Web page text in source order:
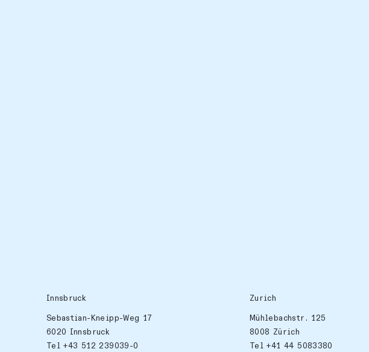
Innsbruck
Sebastian-Kneipp-Weg 17
6020 Innsbruck
Tel +43 512 239039-0
Zurich
Mühlebachstr. 125
8008 Zürich
Tel +41 44 5083380